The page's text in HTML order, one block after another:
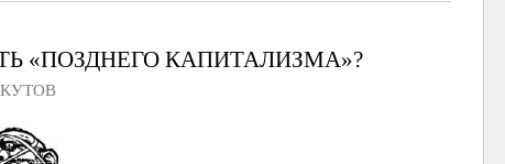
«ПОЗДНЕГО КАПИТАЛИЗМА»?